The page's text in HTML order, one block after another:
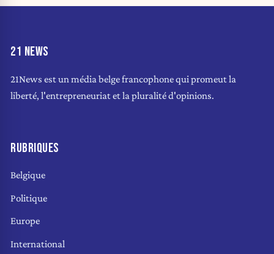
21 NEWS
21News est un média belge francophone qui promeut la
liberté, l'entrepreneuriat et la pluralité d'opinions.
RUBRIQUES
Belgique
Politique
Europe
International